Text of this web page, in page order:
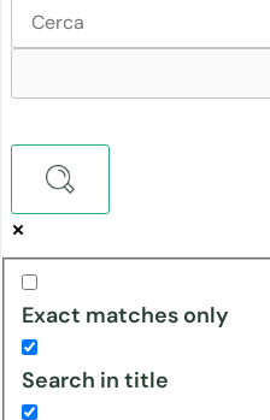
Exact matches only
Search in title